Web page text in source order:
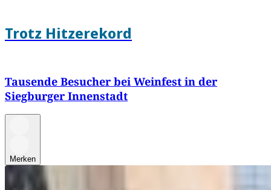
Trotz Hitzerekord
Tausende Besucher bei Weinfest in der
Siegburger Innenstadt
Merken